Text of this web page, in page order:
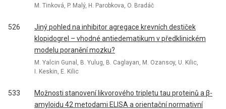
M. Tinková, P. Malý, H. Parobkova, O. Bradáč
526
Jiný pohled na inhibitor agregace krevních destiček
klopidogrel – vhodné antiedematikum v předklinickém
modelu poranění mozku?
M. Yalcin Gunal, B. Yulug, B. Caglayan, M. Ozansoy, U. Kilic,
I. Keskin, E. Kilic
533
Možnosti stanovení likvorového tripletu tau proteinů a β-
amyloidu 42 metodami ELISA a orientační normativní